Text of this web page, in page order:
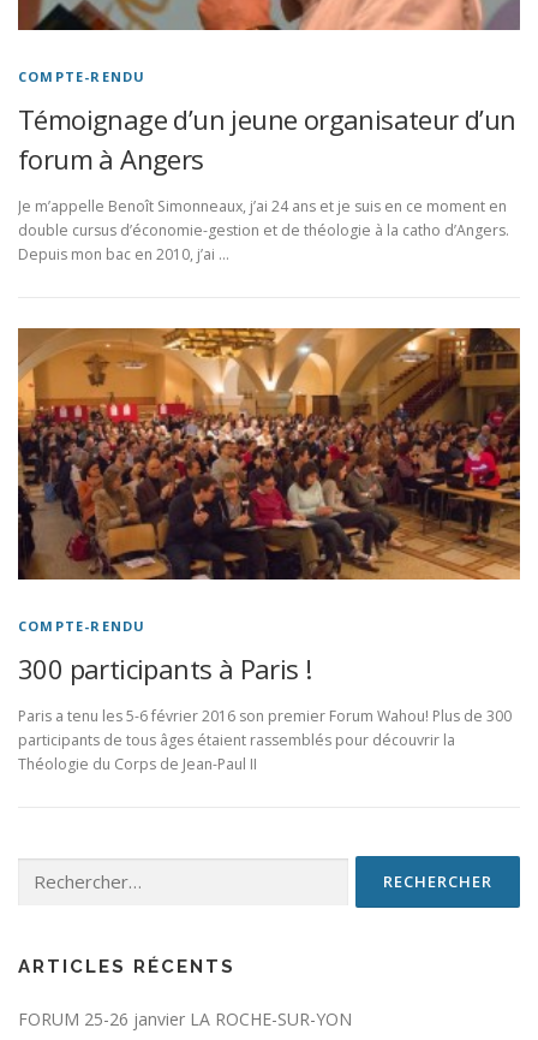
COMPTE-RENDU
Témoignage d’un jeune organisateur d’un
forum à Angers
Je m’appelle Benoît Simonneaux, j’ai 24 ans et je suis en ce moment en
double cursus d’économie-gestion et de théologie à la catho d’Angers.
Depuis mon bac en 2010, j’ai …
COMPTE-RENDU
300 participants à Paris !
Paris a tenu les 5-6 février 2016 son premier Forum Wahou! Plus de 300
participants de tous âges étaient rassemblés pour découvrir la
Théologie du Corps de Jean-Paul II
ARTICLES RÉCENTS
FORUM 25-26 janvier LA ROCHE-SUR-YON